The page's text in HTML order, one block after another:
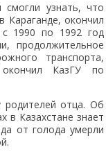
узнать, что
Караганде, окончил
1990 по 1992 год
продолжительное
транспорта,
КазГУ по
родителей отца. Об
в Казахстане знает
от голода умерли